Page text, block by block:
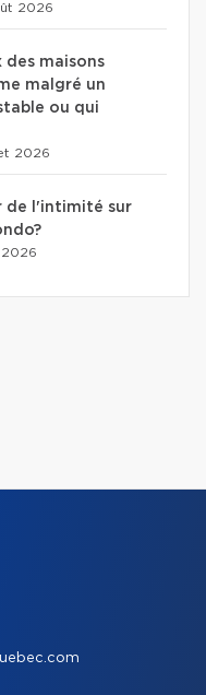
2026
des maisons
malgré un
ou qui
2026
de l'intimité sur